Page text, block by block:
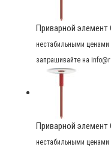
Приварной элемент
нестабильными ценами
запрашивайте на
Приварной элемент
нестабильными ценами